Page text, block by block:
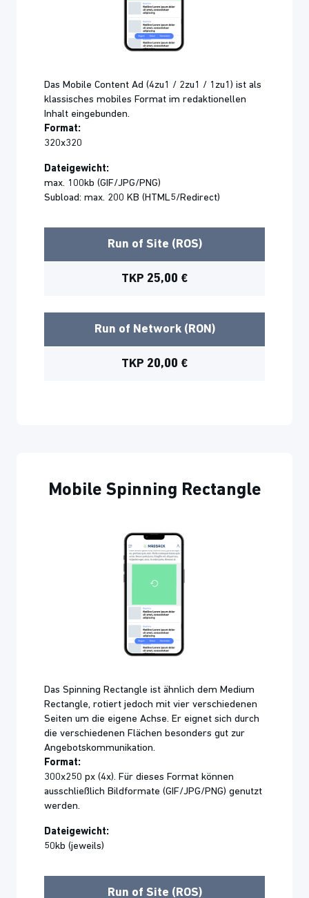
Das Mobile Content Ad (4zu1 / 2zu1 / 1zu1) ist als
klassisches mobiles Format im redaktionellen
Inhalt eingebunden.
Format:
320x320
Dateigewicht:
max. 100kb (GIF/JPG/PNG)
Subload: max. 200 KB (HTML5/Redirect)
Run of Site (ROS)
TKP 25,00 €
Run of Network (RON)
TKP 20,00 €
Mobile Spinning Rectangle
Das Spinning Rectangle ist ähnlich dem Medium
Rectangle, rotiert jedoch mit vier verschiedenen
Seiten um die eigene Achse. Er eignet sich durch
die verschiedenen Flächen besonders gut zur
Angebotskommunikation.
Format:
300x250 px (4x). Für dieses Format können
ausschließlich Bildformate (GIF/JPG/PNG) genutzt
werden.
Dateigewicht:
50kb (jeweils)
Run of Site (ROS)